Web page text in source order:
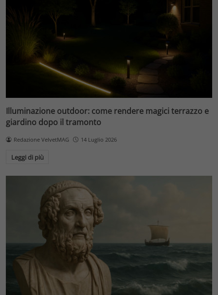
Illuminazione outdoor: come rendere magici terrazzo e
giardino dopo il tramonto
Redazione VelvetMAG 14 Luglio 2026
Leggi di più